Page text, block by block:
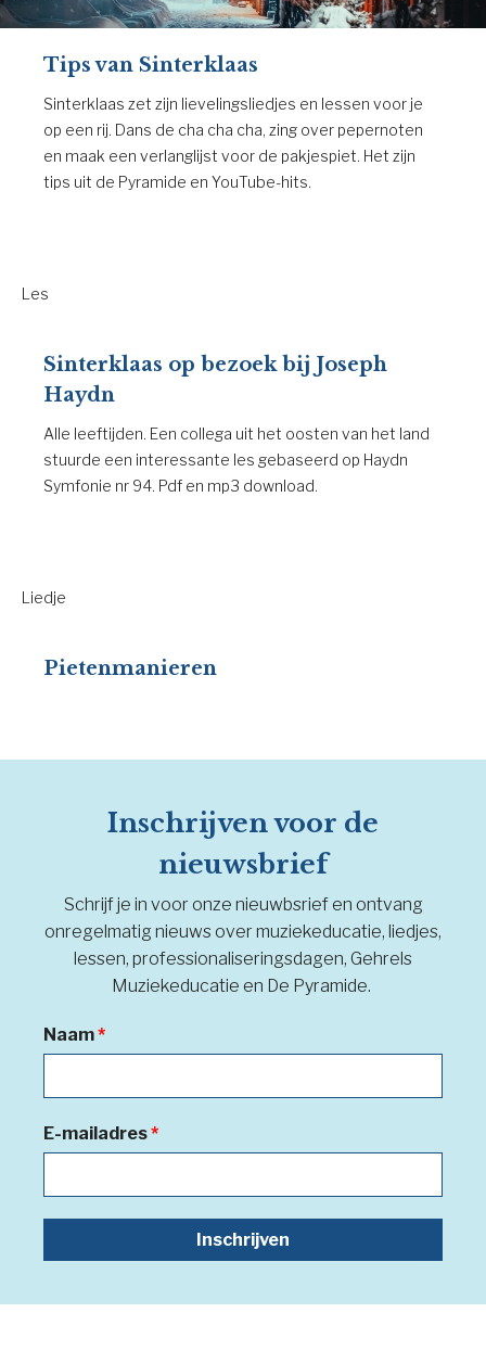
Tips van Sinterklaas
Sinterklaas zet zijn lievelingsliedjes en lessen voor je
op een rij. Dans de cha cha cha, zing over pepernoten
en maak een verlanglijst voor de pakjespiet. Het zijn
tips uit de Pyramide en YouTube-hits.
Les
Sinterklaas op bezoek bij Joseph
Haydn
Alle leeftijden. Een collega uit het oosten van het land
stuurde een interessante les gebaseerd op Haydn
Symfonie nr 94. Pdf en mp3 download.
Liedje
Pietenmanieren
Inschrijven voor de
nieuwsbrief
Schrijf je in voor onze nieuwbsrief en ontvang
onregelmatig nieuws over muziekeducatie, liedjes,
lessen, professionaliseringsdagen, Gehrels
Muziekeducatie en De Pyramide.
Naam*
E-mailadres*